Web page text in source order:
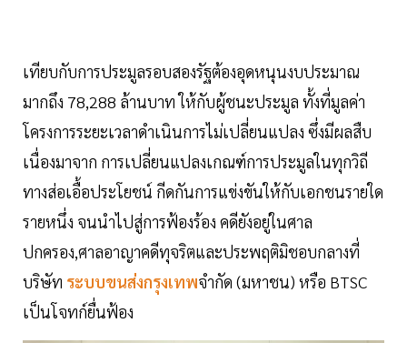
เทียบกับการประมูลรอบสองรัฐต้องอุดหนุนงบประมาณ
มากถึง 78,288 ล้านบาท ให้กับผู้ชนะประมูล ทั้งที่มูลค่า
โครงการระยะเวลาดำเนินการไม่เปลี่ยนแปลง ซึ่งมีผลสืบ
เนื่องมาจาก การเปลี่ยนแปลงเกณฑ์การประมูลในทุกวิถี
ทางส่อเอื้อประโยชน์ กีดกันการแข่งขันให้กับเอกชนรายใด
รายหนึ่ง จนนำไปสู่การฟ้องร้อง คดียังอยู่ในศาล
ปกครอง,ศาลอาญาคดีทุจริตและประพฤติมิชอบกลางที่
บริษัท ระบบขนส่งกรุงเทพจำกัด (มหาชน) หรือ BTSC
เป็นโจทก์ยื่นฟ้อง